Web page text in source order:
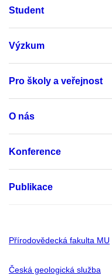
Student
Výzkum
Pro školy a veřejnost
O nás
Konference
Publikace
Přírodovědecká fakulta MU
Česká geologická služba